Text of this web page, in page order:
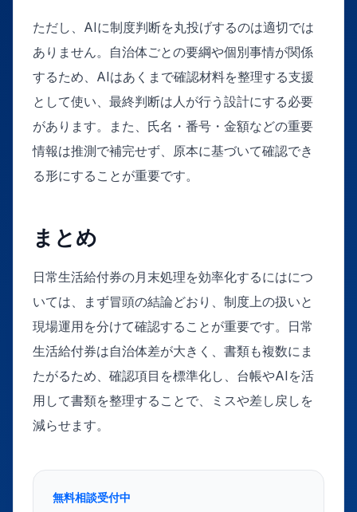
ただし、AIに制度判断を丸投げするのは適切では
ありません。自治体ごとの要綱や個別事情が関係
するため、AIはあくまで確認材料を整理する支援
として使い、最終判断は人が行う設計にする必要
があります。また、氏名・番号・金額などの重要
情報は推測で補完せず、原本に基づいて確認でき
る形にすることが重要です。
まとめ
日常生活給付券の月末処理を効率化するにはにつ
いては、まず冒頭の結論どおり、制度上の扱いと
現場運用を分けて確認することが重要です。日常
生活給付券は自治体差が大きく、書類も複数にま
たがるため、確認項目を標準化し、台帳やAIを活
用して書類を整理することで、ミスや差し戻しを
減らせます。
無料相談受付中